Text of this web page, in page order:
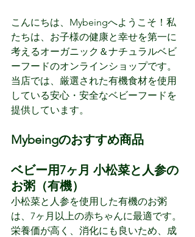
こんにちは、Mybeingへようこそ！私
たちは、お子様の健康と幸せを第一に
考えるオーガニック＆ナチュラルベビ
ーフードのオンラインショップです。
当店では、厳選された有機食材を使用
している安心・安全なベビーフードを
提供しています。
Mybeingのおすすめ商品
ベビー用7ヶ月 小松菜と人参の
お粥（有機）
小松菜と人参を使用した有機のお粥
は、7ヶ月以上の赤ちゃんに最適です。
栄養価が高く、消化にも良いため、成